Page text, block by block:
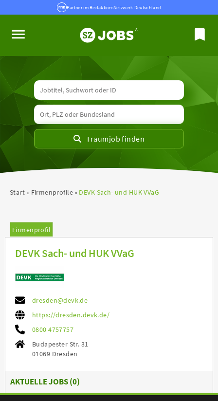
Partner im RedaktionsNetzwerk Deutschland
Start Firmenprofile DEVK Sach- und HUK VVaG
Firmenprofil
DEVK Sach- und HUK VVaG
dresden@devk.de
https://dresden.devk.de/
0800 4757757
Budapester Str. 31
01069 Dresden
AKTUELLE JOBS (0)